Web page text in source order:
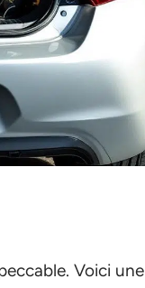
Voici une